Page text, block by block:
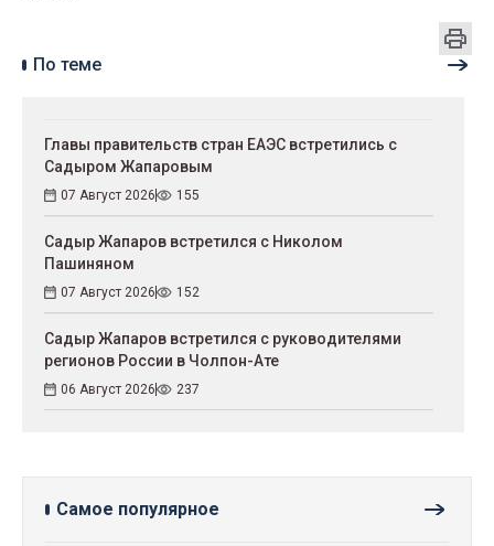
По теме
Главы правительств стран ЕАЭС встретились с
Садыром Жапаровым
07 Август 2026 155
Садыр Жапаров встретился с Николом
Пашиняном
07 Август 2026 152
Садыр Жапаров встретился с руководителями
регионов России в Чолпон-Ате
06 Август 2026 237
Самое популярное